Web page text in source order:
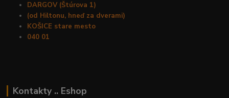
DARGOV (Štúrova 1)
(od Hiltonu, hneď za dverami)
KOŠICE stare mesto
040 01
Kontakty .. Eshop